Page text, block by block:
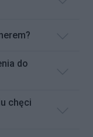
do
chęci